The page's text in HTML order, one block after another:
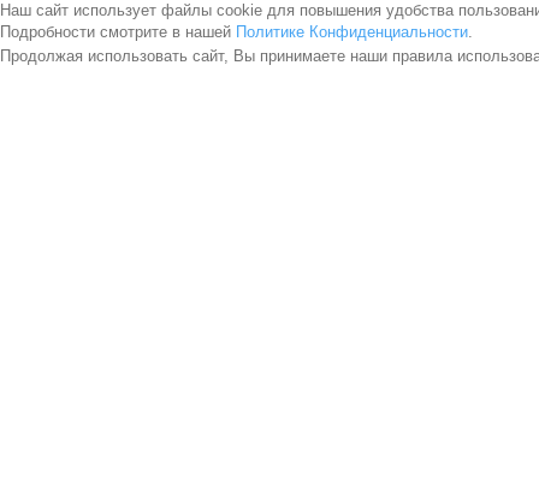
Наш сайт использует файлы cookie для повышения удобства
Подробности смотрите в нашей Политике Конфиденциальности.
Продолжая использовать сайт, Вы принимаете наши правила